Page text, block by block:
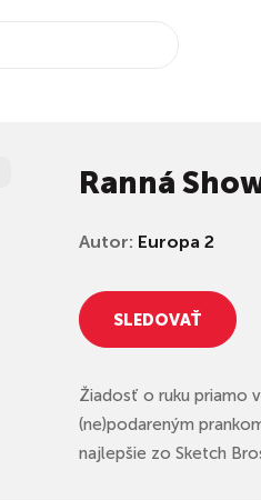
Ranná
Autor: Europa 2
SLEDOVAŤ
Žiadosť o ruku priamo
(ne)podareným
najlepšie zo Sketch